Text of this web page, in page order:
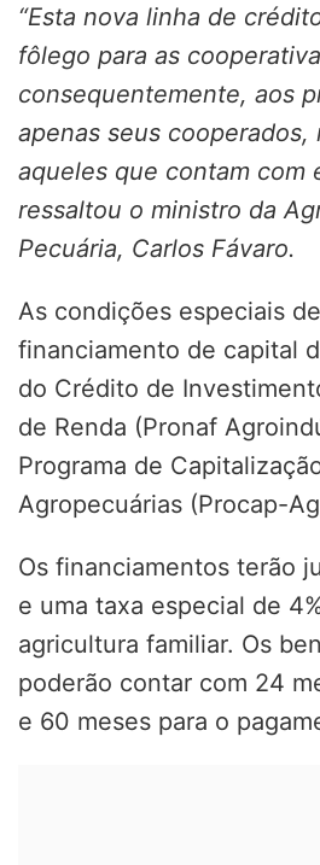
“Esta nova linha de
fôlego para as
consequentemente, aos
apenas seus cooperados,
aqueles que contam com
ressaltou o ministro da
Pecuária, Carlos Fávaro.
As condições especiais
financiamento de capital
do Crédito de
de Renda (Pronaf
Programa de
Agropecuárias (Procap-
Os financiamentos terão
e uma taxa especial de
agricultura familiar. Os
poderão contar com 24
e 60 meses para o